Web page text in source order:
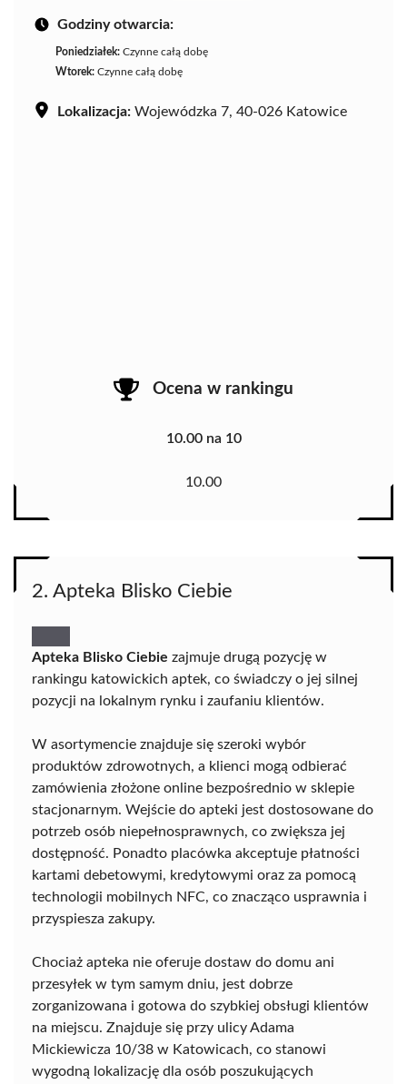
Godziny otwarcia:
Poniedziałek: Czynne całą dobę
Wtorek: Czynne całą dobę
Lokalizacja: Wojewódzka 7, 40-026 Katowice
Ocena w rankingu
10.00 na 10
10.00
2. Apteka Blisko Ciebie
Apteka Blisko Ciebie zajmuje drugą pozycję w
rankingu katowickich aptek, co świadczy o jej silnej
pozycji na lokalnym rynku i zaufaniu klientów.
W asortymencie znajduje się szeroki wybór
produktów zdrowotnych, a klienci mogą odbierać
zamówienia złożone online bezpośrednio w sklepie
stacjonarnym. Wejście do apteki jest dostosowane do
potrzeb osób niepełnosprawnych, co zwiększa jej
dostępność. Ponadto placówka akceptuje płatności
kartami debetowymi, kredytowymi oraz za pomocą
technologii mobilnych NFC, co znacząco usprawnia i
przyspiesza zakupy.
Chociaż apteka nie oferuje dostaw do domu ani
przesyłek w tym samym dniu, jest dobrze
zorganizowana i gotowa do szybkiej obsługi klientów
na miejscu. Znajduje się przy ulicy Adama
Mickiewicza 10/38 w Katowicach, co stanowi
wygodną lokalizację dla osób poszukujących